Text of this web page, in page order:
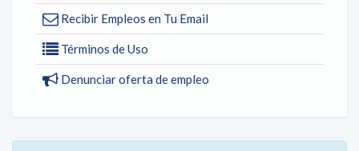
Recibir Empleos en Tu Email
Términos de Uso
Denunciar oferta de empleo